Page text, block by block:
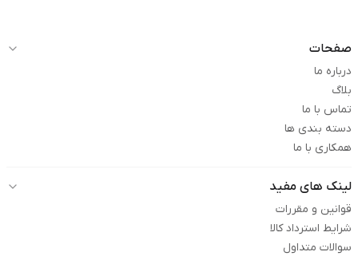
صفحات
درباره ما
بلاگ
تماس با ما
دسته بندی ها
همکاری با ما
لینک های مفید
قوانین و مقررات
شرایط استرداد کالا
سوالات متداول